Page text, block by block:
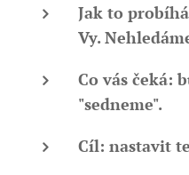
Jak to
Vy.
Co vás čeká:
"sedneme".
Cíl: nastavit